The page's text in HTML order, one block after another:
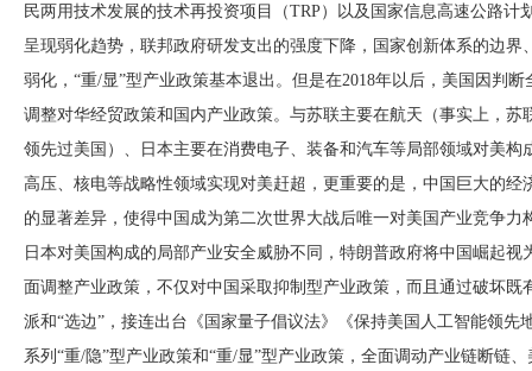
民两用技术发展的技术再投资项目（TRP）以及国家信息高速公路
呈现弱化趋势，联邦政府研发支出的强度下降，国家创新体系的边界
弱化，“重/显”型产业政策基本退出。但是在2018年以后，美国因判
调整对华经贸政策和国内产业政策。与苏联主要在航天（事实上，
领先过美国）、日本主要在消费电子、装备和汽车等局部领域对美
高压、核电等战略性领域实现对美赶超，更重要的是，中国巨大的
的显著差异，使得中国成为第二次世界大战后唯一对美国产业竞争力
日本对美国构成的局部产业安全威胁不同，特朗普政府将中国崛起
面调整产业政策，不仅对中国采取抑制型产业政策，而且通过破坏
派和“选边”，接连出台《国家量子倡议法》《保持美国人工智能领
系列“重/隐”型产业政策和“重/显”型产业政策，全面调动产业链断链